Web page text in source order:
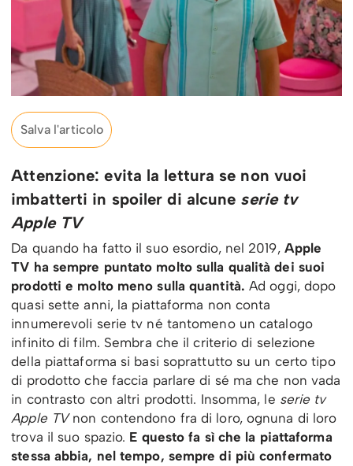
Salva l'articolo
Attenzione: evita la lettura se non vuoi
imbatterti in spoiler di alcune serie tv
Apple TV
Da quando ha fatto il suo esordio, nel 2019,Apple
TV ha sempre puntato molto sulla qualità dei suoi
prodotti e molto meno sulla quantità. Ad oggi, dopo
quasi sette anni, la piattaforma non conta
innumerevoli serie tv né tantomeno un catalogo
infinito di film. Sembra che il criterio di selezione
della piattaforma si basi soprattutto su un certo tipo
di prodotto che faccia parlare di sé ma che non vada
in contrasto con altri prodotti. Insomma, le serie tv
Apple TVnon contendono fra di loro, ognuna di loro
trova il suo spazio. E questo fa sì che la piattaforma
stessa abbia, nel tempo, sempre di più confermato